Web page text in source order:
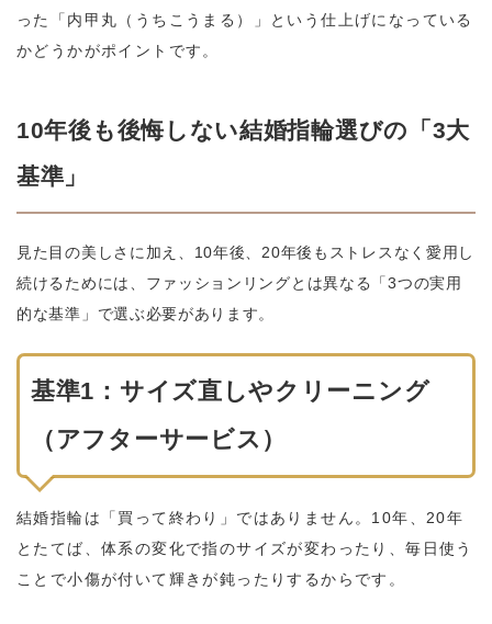
った「内甲丸（うちこうまる）」という仕上げになっている
かどうかがポイントです。
10年後も後悔しない結婚指輪選びの「3大
基準」
見た目の美しさに加え、10年後、20年後もストレスなく愛用し
続けるためには、ファッションリングとは異なる「3つの実用
的な基準」で選ぶ必要があります。
基準1：サイズ直しやクリーニング
（アフターサービス）
結婚指輪は「買って終わり」ではありません。10年、20年
とたてば、体系の変化で指のサイズが変わったり、毎日使う
ことで小傷が付いて輝きが鈍ったりするからです。